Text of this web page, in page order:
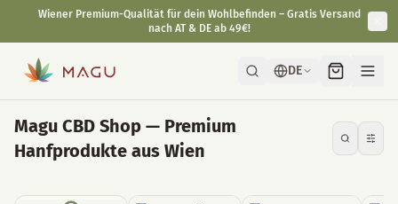
DE
Magu CBD Shop — Premium
Hanfprodukte aus Wien
Wiener Premium-Qualität für dein Wohlbefinden – Gratis Versand
nach AT & DE ab 49€!